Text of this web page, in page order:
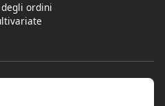
ordini